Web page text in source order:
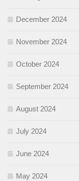
December 2024
November 2024
October 2024
September 2024
August 2024
July 2024
June 2024
May 2024